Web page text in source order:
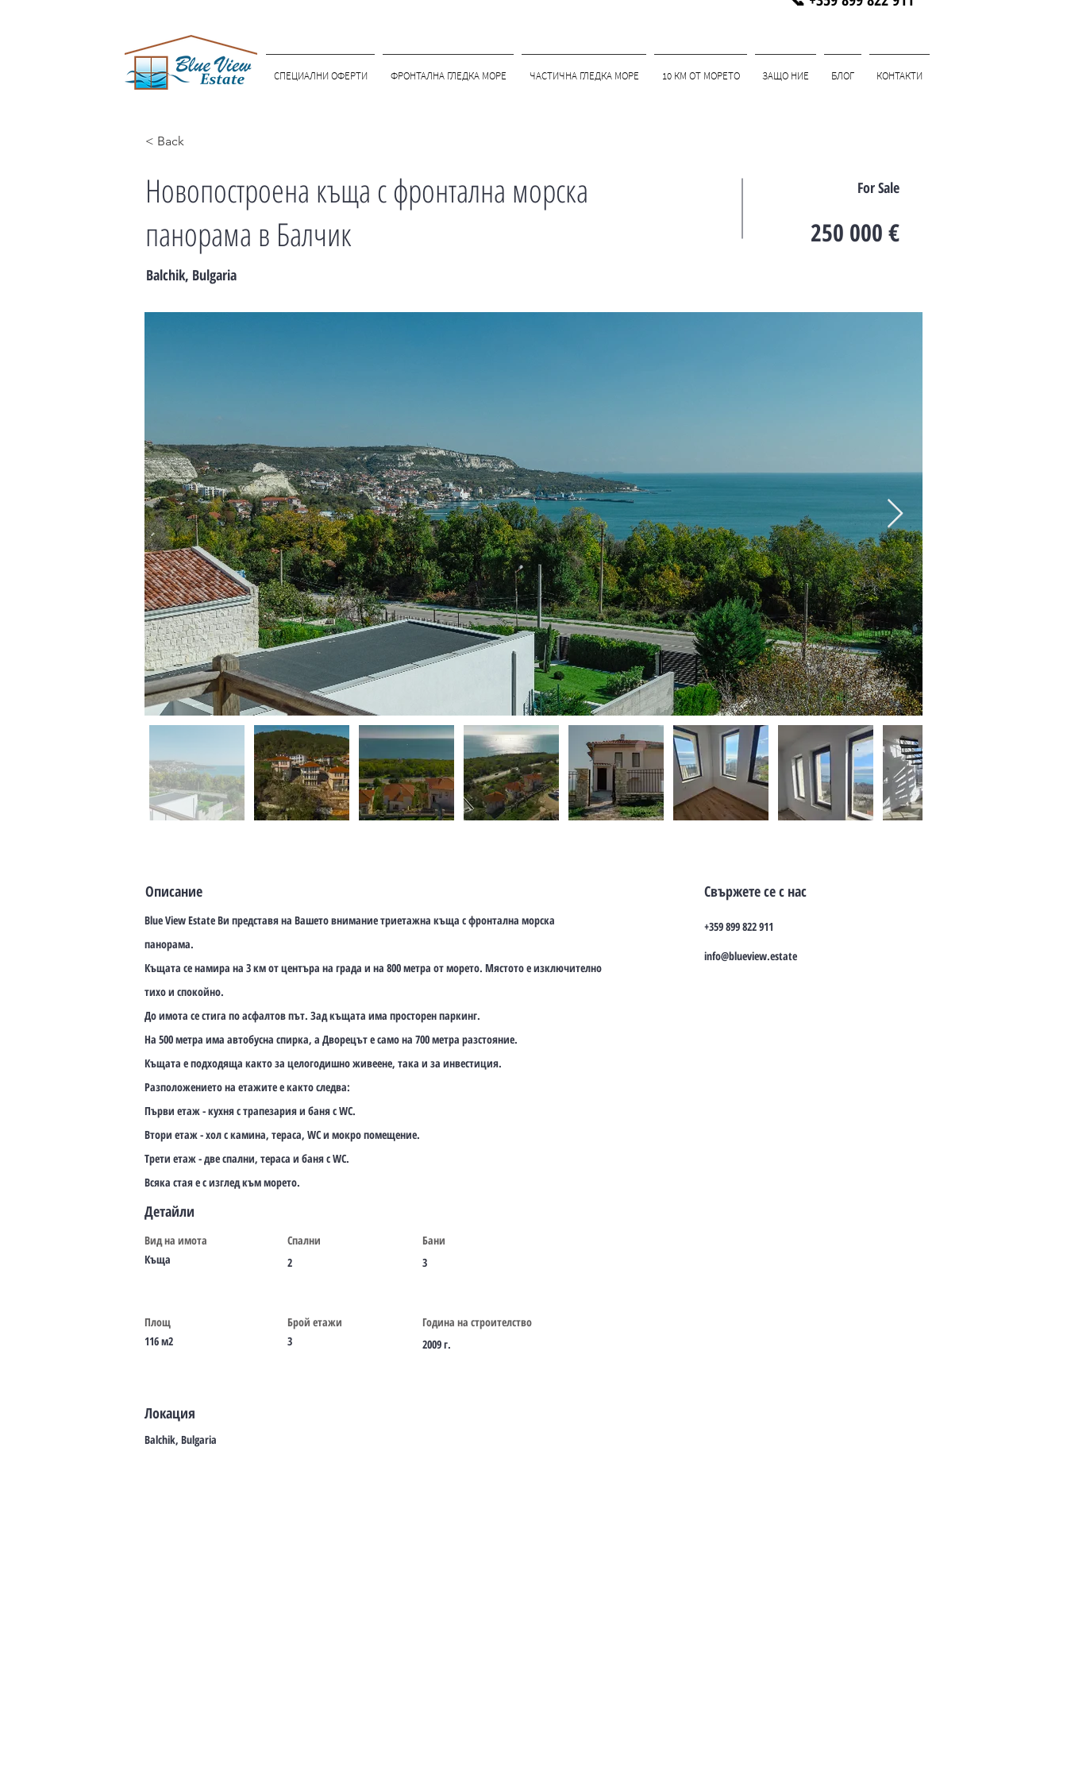
СПЕЦИАЛНИ ОФЕРТИ ФРОНТАЛНА ГЛЕДКА МОРЕ ЧАСТИЧНА ГЛЕДКА МОРЕ 10 КМ ОТ МОРЕТО ЗАЩО НИЕ БЛОГ КОНТАКТИ
< Back
Новопостроена къща с фронтална морска
панорама в Балчик
Balchik, Bulgaria
For Sale
250 000 €
Описание
Blue View Estate Ви представя на Вашето внимание триетажна къща с фронтална морска
панорама.
Къщата се намира на 3 км от центъра на града и на 800 метра от морето. Мястото е изключително
тихо и спокойно.
До имота се стига по асфалтов път. Зад къщата има просторен паркинг.
На 500 метра има автобусна спирка, а Дворецът е само на 700 метра разстояние.
Къщата е подходяща както за целогодишно живеене, така и за инвестиция.
Разположението на етажите е както следва:
Първи етаж - кухня с трапезария и баня с WC.
Втори етаж - хол с камина, тераса, WC и мокро помещение.
Трети етаж - две спални, тераса и баня с WC.
Всяка стая е с изглед към морето.
Свържете се с нас
+359 899 822 911
info@blueview.estate
Детайли
Вид на имота
Къща
Спални
2
Бани
3
Площ
116 м2
Брой етажи
3
Година на строителство
2009 г.
Локация
Balchik, Bulgaria